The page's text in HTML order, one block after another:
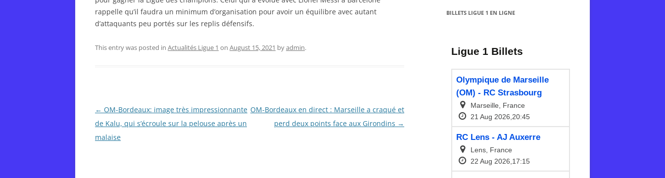
rappelle qu’il faudra un minimum d’organisation pour avoir un équilibre avec autant
d’attaquants peu portés sur les replis défensifs.
This entry was posted in Actualités Ligue 1 on August 15, 2021 byadmin.
Post
navigation
← OM-Bordeaux: image très impressionnante
de Kalu, qui s’écroule sur la pelouse après un
malaise
OM-Bordeaux en direct : Marseille a craqué et
perd deux points face aux Girondins →
BILLETS LIGUE 1 EN LIGNE